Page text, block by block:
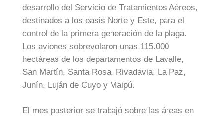
desarrollo del Servicio de Tratamientos Aéreos,
destinados a los oasis Norte y Este, para el
control de la primera generación de la plaga.
Los aviones sobrevolaron unas 115.000
hectáreas de los departamentos de Lavalle,
San Martín, Santa Rosa, Rivadavia, La Paz,
Junín, Luján de Cuyo y Maipú.
El mes posterior se trabajó sobre las áreas en